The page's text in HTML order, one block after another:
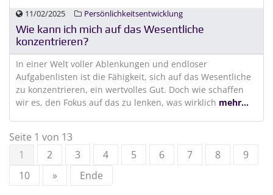
11/02/2025 Persönlichkeitsentwicklung
Wie kann ich mich auf das Wesentliche
konzentrieren?
In einer Welt voller Ablenkungen und endloser
Aufgabenlisten ist die Fähigkeit, sich auf das Wesentliche
zu konzentrieren, ein wertvolles Gut. Doch wie schaffen
wir es, den Fokus auf das zu lenken, was wirklich mehr...
Seite 1 von 13
1
2 3 4 5 6 7 8
9
10
» Ende